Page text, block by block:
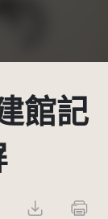
BY 3.0 TW +)
館記